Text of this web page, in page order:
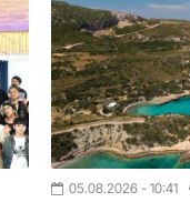
05.08.2026 - 10:41